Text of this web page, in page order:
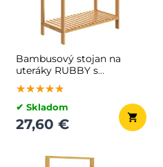
Bambusový stojan na
uteráky RUBBY s
kovovými tyčami a
policou , 51x31x85 cm,
hnedá/strieborná
★★★★★
★★★★★
★★★★★
✔ Skladom
27,60 €